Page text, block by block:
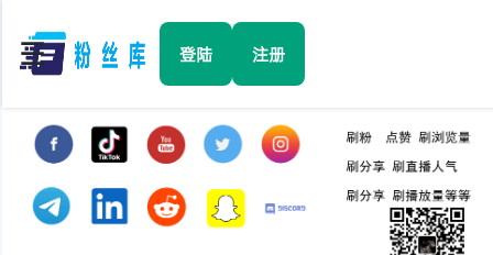
☰ 登陆 注册
Facebook
TikTok